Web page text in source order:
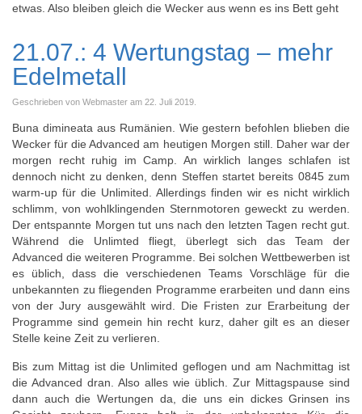
etwas. Also bleiben gleich die Wecker aus wenn es ins Bett geht
21.07.: 4 Wertungstag – mehr
Edelmetall
Geschrieben von Webmaster am 22. Juli 2019.
Buna dimineata aus Rumänien. Wie gestern befohlen blieben die
Wecker für die Advanced am heutigen Morgen still. Daher war der
morgen recht ruhig im Camp. An wirklich langes schlafen ist
dennoch nicht zu denken, denn Steffen startet bereits 0845 zum
warm-up für die Unlimited. Allerdings finden wir es nicht wirklich
schlimm, von wohlklingenden Sternmotoren geweckt zu werden.
Der entspannte Morgen tut uns nach den letzten Tagen recht gut.
Während die Unlimted fliegt, überlegt sich das Team der
Advanced die weiteren Programme. Bei solchen Wettbewerben ist
es üblich, dass die verschiedenen Teams Vorschläge für die
unbekannten zu fliegenden Programme erarbeiten und dann eins
von der Jury ausgewählt wird. Die Fristen zur Erarbeitung der
Programme sind gemein hin recht kurz, daher gilt es an dieser
Stelle keine Zeit zu verlieren.
Bis zum Mittag ist die Unlimited geflogen und am Nachmittag ist
die Advanced dran. Also alles wie üblich. Zur Mittagspause sind
dann auch die Wertungen da, die uns ein dickes Grinsen ins